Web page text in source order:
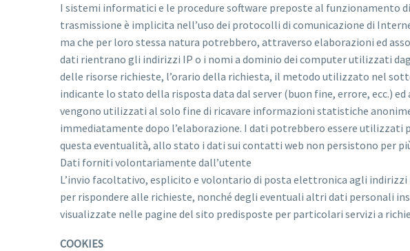
I sistemi informatici e le procedure software preposte al funzionamento
trasmissione è implicita nell’uso dei protocolli di comunicazione di
ma che per loro stessa natura potrebbero, attraverso elaborazioni ed
dati rientrano gli indirizzi IP o i nomi a dominio dei computer utilizzati
delle risorse richieste, l’orario della richiesta, il metodo utilizzato nel
indicante lo stato della risposta data dal server (buon fine, errore, ecc.)
vengono utilizzati al solo fine di ricavare informazioni statistiche
immediatamente dopo l’elaborazione. I dati potrebbero essere
questa eventualità, allo stato i dati sui contatti web non persistono per
Dati forniti volontariamente dall’utente
L’invio facoltativo, esplicito e volontario di posta elettronica agli
per rispondere alle richieste, nonché degli eventuali altri dati personali
visualizzate nelle pagine del sito predisposte per particolari servizi a
COOKIES